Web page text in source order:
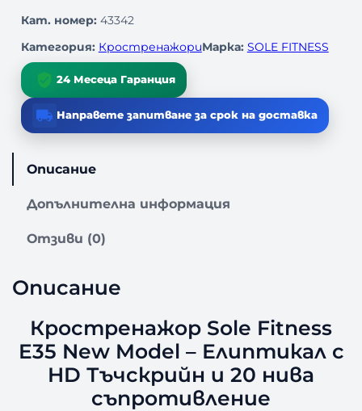
о
з
К
р
о
с
р
ж
S
e
F
Кат. номер: 43342
Категория: КростренажориМарка: SOLE FITNESS
24 Месеца Гаранция
Направете запитване за срок на доставка
Описание
Допълнителна информация
Отзиви (0)
Описание
Кростренажор Sole Fitness
E35 New Model – Елиптикал с
HD Тъчскрийн и 20 нива
съпротивление